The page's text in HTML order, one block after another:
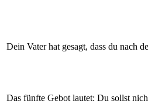
Dein Vater hat gesagt, dass du nach
Das fünfte Gebot lautet: Du sollst